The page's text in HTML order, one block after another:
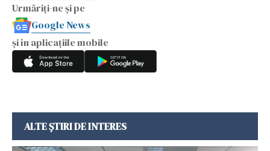
Urmăriți-ne și pe
Google News
și în aplicațiile mobile
ALTE ȘTIRI DE INTERES